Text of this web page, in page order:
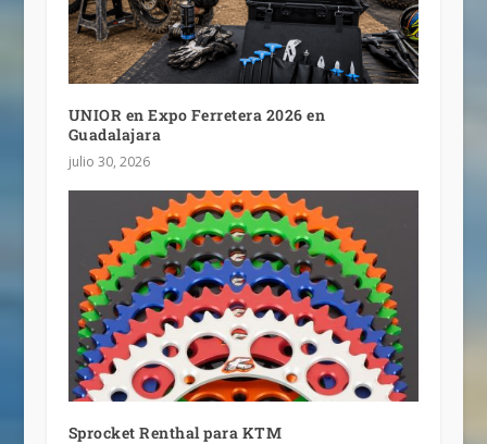
UNIOR en Expo Ferretera 2026 en
Guadalajara
julio 30, 2026
Sprocket Renthal para KTM